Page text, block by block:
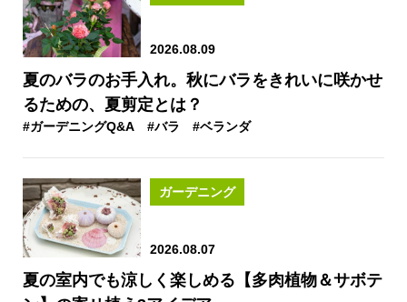
2026.08.09
夏のバラのお手入れ。秋にバラをきれいに咲かせ
るための、夏剪定とは？
#ガーデニングQ&A #バラ #ベランダ
ガーデニング
2026.08.07
夏の室内でも涼しく楽しめる【多肉植物＆サボテ